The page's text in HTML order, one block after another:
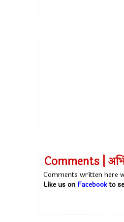
Comments |
Comments written here
Like us on Facebookto